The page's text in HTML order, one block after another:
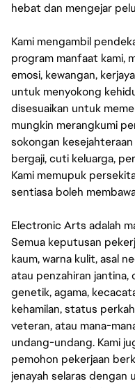
hebat dan mengejar
Kami mengambil
program manfaat kami,
emosi, kewangan,
untuk menyokong
disesuaikan untuk
mungkin merangkumi
sokongan
bergaji, cuti keluarga,
Kami memupuk
sentiasa boleh
Electronic Arts adalah
Semua keputusan
kaum, warna kulit, asal
atau penzahiran jantina,
genetik, agama,
kehamilan, status
veteran, atau mana-
undang-undang. Kami
pemohon pekerjaan
jenayah selaras dengan